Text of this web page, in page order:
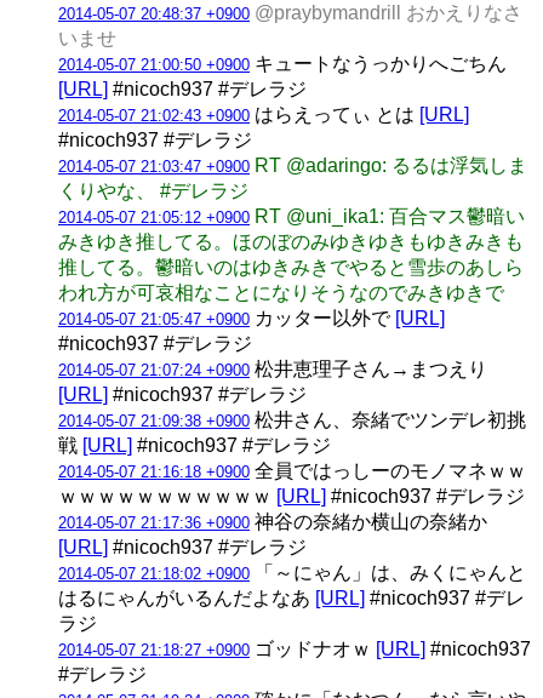
2014-05-07 20:48:37 +0900 @praybymandrill おかえりなさ
いませ
2014-05-07 21:00:50 +0900 キュートなうっかりへごちん
[URL] #nicoch937 #デレラジ
2014-05-07 21:02:43 +0900 はらえってぃ とは [URL]
#nicoch937 #デレラジ
2014-05-07 21:03:47 +0900 RT @adaringo: るるは浮気しま
くりやな、 #デレラジ
2014-05-07 21:05:12 +0900 RT @uni_ika1: 百合マス鬱暗い
みきゆき推してる。ほのぼのみゆきゆきもゆきみきも
推してる。鬱暗いのはゆきみきでやると雪歩のあしら
われ方が可哀相なことになりそうなのでみきゆきで
2014-05-07 21:05:47 +0900 カッター以外で [URL]
#nicoch937 #デレラジ
2014-05-07 21:07:24 +0900 松井恵理子さん→まつえり
[URL] #nicoch937 #デレラジ
2014-05-07 21:09:38 +0900 松井さん、奈緒でツンデレ初挑
戦 [URL] #nicoch937 #デレラジ
2014-05-07 21:16:18 +0900 全員ではっしーのモノマネｗｗ
ｗｗｗｗｗｗｗｗｗｗｗ [URL] #nicoch937 #デレラジ
2014-05-07 21:17:36 +0900 神谷の奈緒か横山の奈緒か
[URL] #nicoch937 #デレラジ
2014-05-07 21:18:02 +0900 「～にゃん」は、みくにゃんと
はるにゃんがいるんだよなあ [URL] #nicoch937 #デレ
ラジ
2014-05-07 21:18:27 +0900 ゴッドナオｗ [URL] #nicoch937
#デレラジ